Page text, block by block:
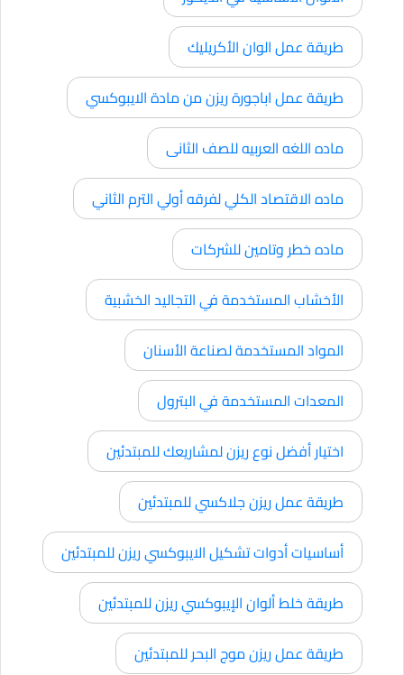
طريقة عمل الوان الأكريليك
طريقة عمل اباجورة ريزن من مادة الايبوكسي
ماده اللغه العربيه للصف الثانى
ماده الاقتصاد الكلي لفرقه أولي الترم الثاني
ماده خطر وتامين للشركات
الأخشاب المستخدمة في التجاليد الخشبية
المواد المستخدمة لصناعة الأسنان
المعدات المستخدمة في البترول
اختيار أفضل نوع ريزن لمشاريعك للمبتدئين
طريقة عمل ريزن جلاكسي للمبتدئين
أساسيات أدوات تشكيل الايبوكسي ريزن للمبتدئين
طريقة خلط ألوان الإيبوكسي ريزن للمبتدئين
طريقة عمل ريزن موج البحر للمبتدئين